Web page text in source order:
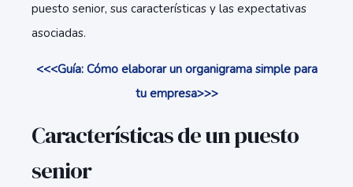
puesto senior, sus características y las expectativas
asociadas.
<<<Guía: Cómo elaborar un organigrama simple para
tu empresa>>>
Características de un puesto
senior